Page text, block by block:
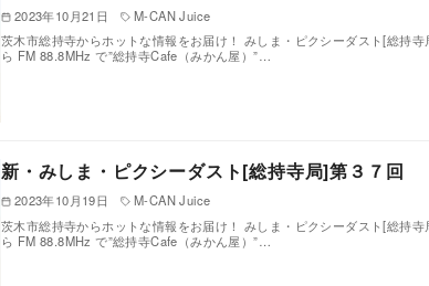
2023年10月21日
M-CAN Juice
茨木市総持寺からホットな情報をお届け！ みしま・ピクシーダスト[総持
ら FM 88.8MHz で”総持寺Cafe（みかん屋）”…
新・みしま・ピクシーダスト[総持寺局]第３７回
2023年10月19日
M-CAN Juice
茨木市総持寺からホットな情報をお届け！ みしま・ピクシーダスト[総持
ら FM 88.8MHz で”総持寺Cafe（みかん屋）”…